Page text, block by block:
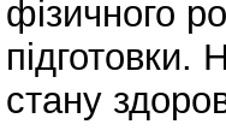
фізичного
підготовки.
стану